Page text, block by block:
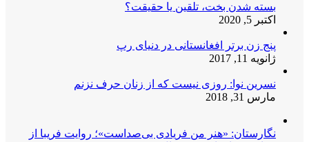
بسته شدن بخت، تلقین یا حقیقت؟
اکتبر 5, 2020
پنج زن برتر افغانستانی در دنیای رپ
ژانویه 11, 2017
نسرین نوا: روزی نیست که از زنان حرف نزنم
مارس 31, 2018
نگارستان: «هنر من فریادی بی‌صداست»؛ روایت فریبا از